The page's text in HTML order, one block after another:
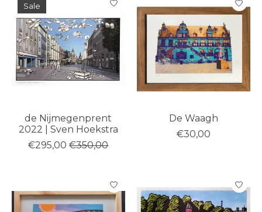
Sale
de Nijmegenprent
2022 | Sven Hoekstra
€295,00 €350,00
De Waagh
€30,00